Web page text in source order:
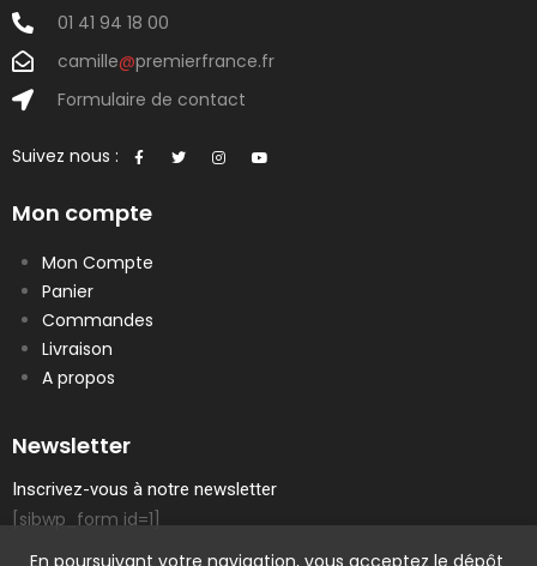
01 41 94 18 00
camille@premierfrance.fr
Formulaire de contact
Suivez nous :
Mon compte
Mon Compte
Panier
Commandes
Livraison
A propos
Newsletter
Inscrivez-vous à notre newsletter
[sibwp_form id=1]
En poursuivant votre navigation, vous acceptez le dépôt